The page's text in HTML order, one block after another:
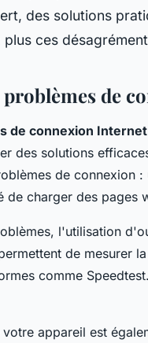
des solutions
plus ces
de
de connexion Internet
des solutions
de connexion
de charger des pages
l'utilisation
de mesurer
comme
appareil est